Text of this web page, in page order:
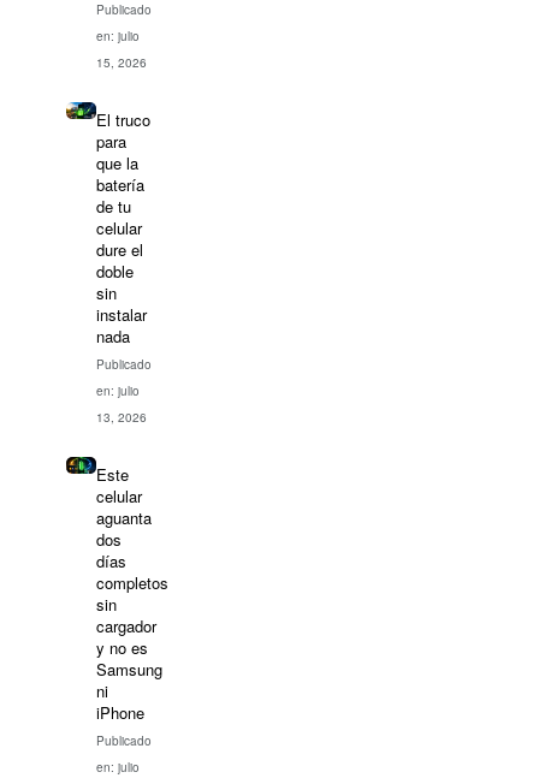
Publicado
en: julio
15, 2026
El truco
para
que la
batería
de tu
celular
dure el
doble
sin
instalar
nada
Publicado
en: julio
13, 2026
Este
celular
aguanta
dos
días
completos
sin
cargador
y no es
Samsung
ni
iPhone
Publicado
en: julio